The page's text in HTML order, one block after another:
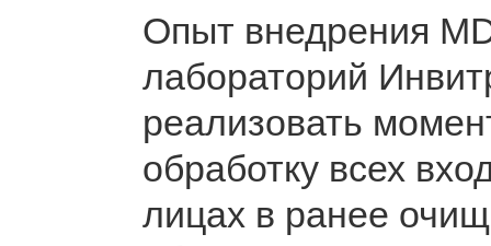
Опыт внедрения
лабораторий
реализовать
обработку всех
лицах в ранее